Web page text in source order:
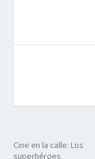
Cine en la calle: Los
superhéroes